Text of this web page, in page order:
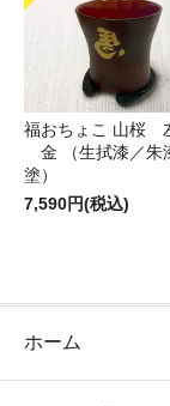
福おちょこ 山桜
金 （生拭漆／朱
塗）
7,590円(税込)
ホーム